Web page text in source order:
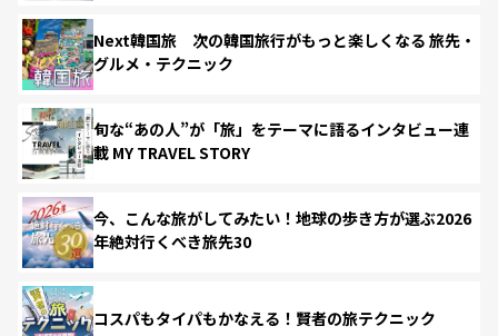
Next韓国旅 次の韓国旅行がもっと楽しくなる 旅先・
グルメ・テクニック
旬な“あの人”が「旅」をテーマに語るインタビュー連
載 MY TRAVEL STORY
今、こんな旅がしてみたい！地球の歩き方が選ぶ2026
年絶対行くべき旅先30
コスパもタイパもかなえる！賢者の旅テクニック